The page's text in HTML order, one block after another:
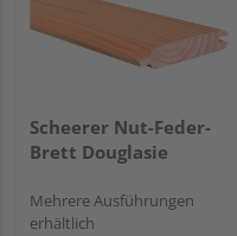
Scheerer Nut-Feder-
Brett Douglasie
Mehrere Ausführungen
erhältlich